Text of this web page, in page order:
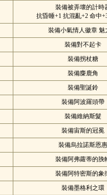
裝備被弄壞的計時
抗昏睡+1 抗混亂+2 命中
裝備小氣情人徽章 魅
裝備對不起卡
裝備拐杖糖
裝備麋鹿角
裝備聖誕鈴
裝備阿波羅頭帶
裝備維納斯髮
裝備宙斯的冠冕
裝備烏拉諾斯恩惠
裝備阿弗蘿蒂的脕
裝備阿特密斯的象
裝備墨格利之環